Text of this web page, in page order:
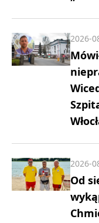
2026-
Od
2026-